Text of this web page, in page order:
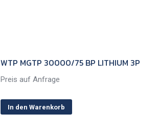
WTP MGTP 30000/75 BP LITHIUM 3P
Preis auf Anfrage
In den Warenkorb